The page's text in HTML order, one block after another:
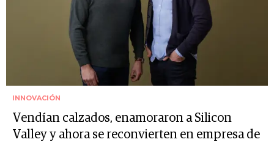
INNOVACIÓN
Vendían calzados, enamoraron a Silicon
Valley y ahora se reconvierten en empresa de